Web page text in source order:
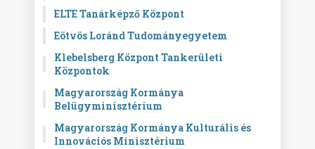
ELTE Tanárképző Központ
Eötvös Loránd Tudományegyetem
Klebelsberg Központ Tankerületi
Központok
Magyarország Kormánya
Belügyminisztérium
Magyarország Kormánya Kulturális és
Innovációs Minisztérium